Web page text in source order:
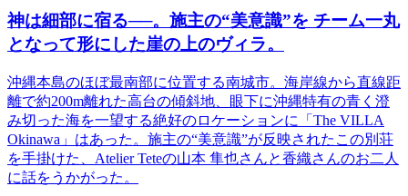
神は細部に宿る──。施主の“美意識”を チーム一丸
となって形にした崖の上のヴィラ。
沖縄本島のほぼ最南部に位置する南城市。海岸線から直線距
離で約200m離れた高台の傾斜地、眼下に沖縄特有の青く澄
み切った海を一望する絶好のロケーションに「The VILLA
Okinawa」はあった。施主の“美意識”が反映されたこの別荘
を手掛けた、Atelier Teteの山本 隼也さんと香織さんのお二人
に話をうかがった。